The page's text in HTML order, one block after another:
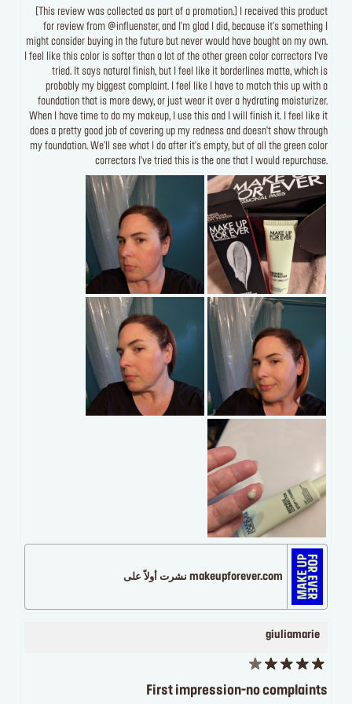
[This review was collected as part of a promotion.] I received this product
for review from @influenster, and I'm glad I did, because it's something I
might consider buying in the future but never would have bought on my own.
I feel like this color is softer than a lot of the other green color correctors I've
tried. It says natural finish, but I feel like it borderlines matte, which is
probably my biggest complaint. I feel like I have to match this up with a
foundation that is more dewy, or just wear it over a hydrating moisturizer.
When I have time to do my makeup, I use this and I will finish it. I feel like it
does a pretty good job of covering up my redness and doesn't show through
my foundation. We'll see what I do after it's empty, but of all the green color
correctors I've tried this is the one that I would repurchase.
makeupforever.com نشرت أولاً على
giuliamarie
First impression-no complaints